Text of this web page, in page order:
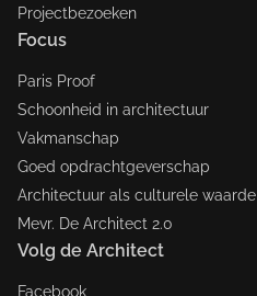
Projectbezoeken
Focus
Paris Proof
Schoonheid in architectuur
Vakmanschap
Goed opdrachtgeverschap
Architectuur als culturele waarde
Mevr. De Architect 2.0
Volg de Architect
Facebook